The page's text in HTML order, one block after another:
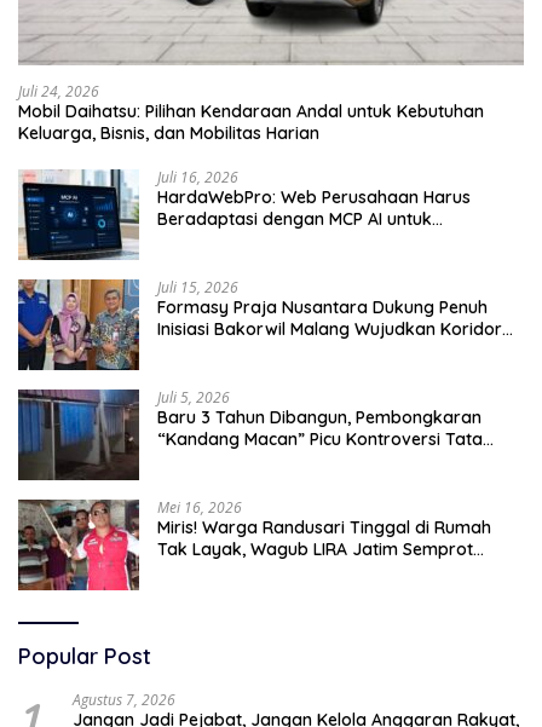
Juli 24, 2026
Mobil Daihatsu: Pilihan Kendaraan Andal untuk Kebutuhan
Keluarga, Bisnis, dan Mobilitas Harian
Juli 16, 2026
HardaWebPro: Web Perusahaan Harus
Beradaptasi dengan MCP AI untuk
Juli 15, 2026
Formasy Praja Nusantara Dukung Penuh
Inisiasi Bakorwil Malang Wujudkan Koridor
Juli 5, 2026
Baru 3 Tahun Dibangun, Pembongkaran
“Kandang Macan” Picu Kontroversi Tata
Mei 16, 2026
Miris! Warga Randusari Tinggal di Rumah
Tak Layak, Wagub LIRA Jatim Semprot
Popular Post
Agustus 7, 2026
Jangan Jadi Pejabat, Jangan Kelola Anggaran Rakyat,